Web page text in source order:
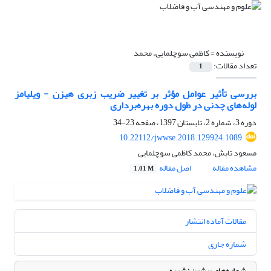
نویسنده =کاظمی سوچلمایی، محمد
تعداد مقالات: 1
بررسی تأثیر عوامل مؤثر بر تغییر ضریب زبری هیزن - ویلیامز
لوله‌های چدنی در طول دوره بهره‌برداری
دوره 3، شماره 2، تابستان 1397، صفحه
23-34
10.22112/jwwse.2018.129924.1089
مسعود تابش، محمد کاظمی سوچلمایی
مشاهده مقاله
اصل مقاله 1.01 M
مقالات آماده انتشار
شماره جاری